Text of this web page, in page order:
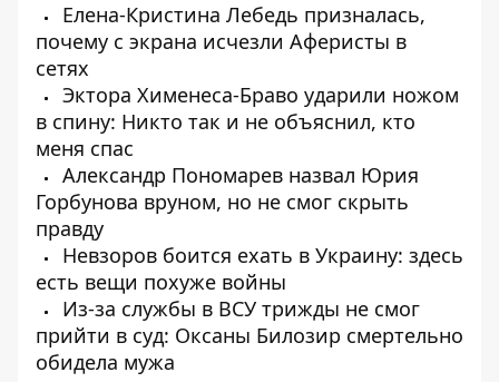
Елена-Кристина Лебедь призналась,
почему с экрана исчезли Аферисты в
сетях
Эктора Хименеса-Браво ударили ножом
в спину: Никто так и не объяснил, кто
меня спас
Александр Пономарев назвал Юрия
Горбунова вруном, но не смог скрыть
правду
Невзоров боится ехать в Украину: здесь
есть вещи похуже войны
Из-за службы в ВСУ трижды не смог
прийти в суд: Оксаны Билозир смертельно
обидела мужа